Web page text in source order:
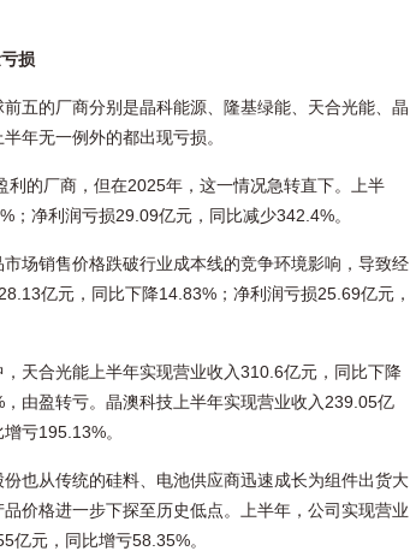
损
五的厂商分别是晶科能源、隆基绿能、天合光能、晶
年无一例外的都出现亏损。
的厂商，但在2025年，这一情况急转直下。上半
净利润亏损29.09亿元，同比减少342.4%。
场销售价格跌破行业成本线的竞争环境影响，导致经
亿元，同比下降14.83%；净利润亏损25.69亿元，
天合光能上半年实现营业收入310.6亿元，同比下降
由盈转亏。晶澳科技上半年实现营业收入239.05亿
亏195.13%。
也从传统的硅料、电池供应商迅速成长为组件出货大
价格进一步下探至历史低点。上半年，公司实现营业
亿元，同比增亏58.35%。